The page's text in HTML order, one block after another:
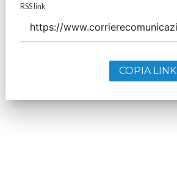
RSS link
COPIA LINK